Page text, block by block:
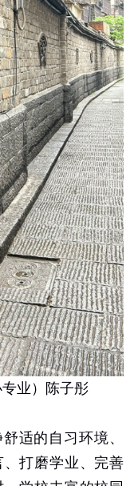
业）陈子彤
适的自习环境、
打磨学业、完善